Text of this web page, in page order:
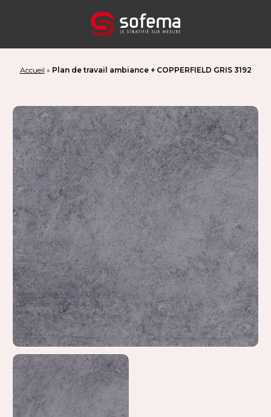
Accueil » Plan de travail ambiance + COPPERFIELD GRIS 3192